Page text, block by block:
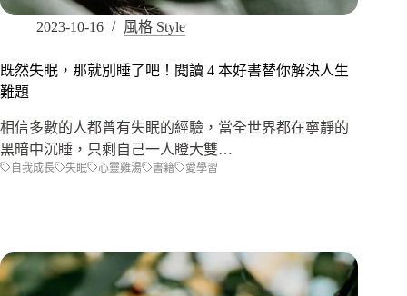
2023-10-16 風格 Style
既然失眠，那就別睡了吧！閱讀 4 本好書替你解決人生
難題
相信多數的人都曾有失眠的經驗，當全世界都在寧靜的
黑暗中沉睡，只剩自己一人瞪大雙…
自我成長 失眠 心靈雞湯 書籍 愛學習